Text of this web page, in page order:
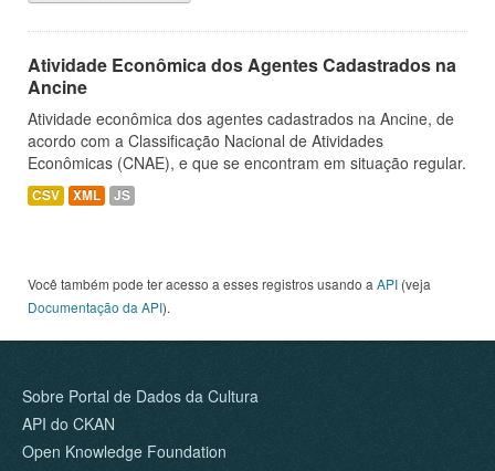
Atividade Econômica dos Agentes Cadastrados na
Ancine
Atividade econômica dos agentes cadastrados na Ancine, de
acordo com a Classificação Nacional de Atividades
Econômicas (CNAE), e que se encontram em situação regular.
CSV XML JS
Você também pode ter acesso a esses registros usando a API (veja
Documentação da API).
Sobre Portal de Dados da Cultura
API do CKAN
Open Knowledge Foundation